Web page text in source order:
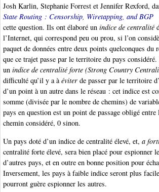
Josh Karlin, Stephanie Forrest et Jennifer Rexford,
State Routing : Censorship, Wiretapping, and BGP
cette question. Ils ont élaboré un indice de centralité
l’Internet, qui correspond peu ou prou, si l’on
paquet de données entre deux points quelconques du
que ce trajet passe par le territoire du pays
un indice de centralité forte (Strong Country
difficulté qu’il y a àéviter de passer par le territoire
d’un point à un autre dans le réseau : cet indice est
somme (divisée par le nombre de chemins) de
pays en question est un point de passage obligé
chemin considéré, 0 sinon.
Un pays doté d’un indice de centralité élevé, et, a
centralité forte élevé, sera bien placé pour espionner
d’autres pays, et en outre en bonne position pour
Inversement, les pays à faible indice seront plus
pourront guère espionner les autres.